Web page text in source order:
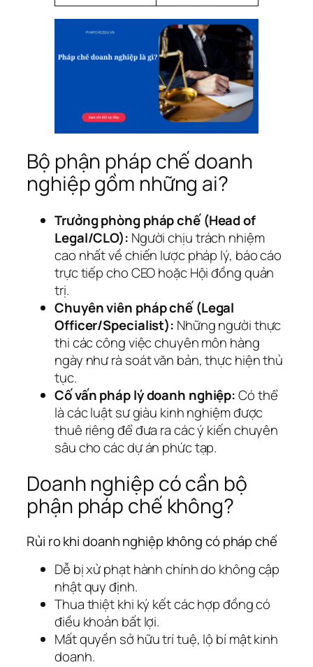
Bộ phận pháp chế doanh
nghiệp gồm những ai?
Trưởng phòng pháp chế (Head of
Legal/CLO): Người chịu trách nhiệm
cao nhất về chiến lược pháp lý, báo cáo
trực tiếp cho CEO hoặc Hội đồng quản
trị.
Chuyên viên pháp chế (Legal
Officer/Specialist): Những người thực
thi các công việc chuyên môn hàng
ngày như rà soát văn bản, thực hiện thủ
tục.
Cố vấn pháp lý doanh nghiệp:Có thể
là các luật sư giàu kinh nghiệm được
thuê riêng để đưa ra các ý kiến chuyên
sâu cho các dự án phức tạp.
Doanh nghiệp có cần bộ
phận pháp chế không?
Rủi ro khi doanh nghiệp không có pháp chế
Dễ bị xử phạt hành chính do không cập
nhật quy định.
Thua thiệt khi ký kết các hợp đồng có
điều khoản bất lợi.
Mất quyền sở hữu trí tuệ, lộ bí mật kinh
doanh.